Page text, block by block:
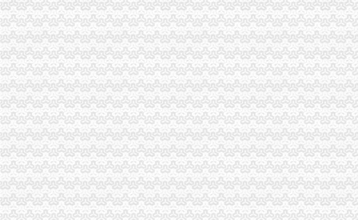
成都一整形未拿执照“试营业”女生做祛斑手术后脸红起痘--成都
开餐饮店需要哪些手续_其他_土巴兔问吧
重庆作坊主2年生产700吨旺用福尔马林（图）-新闻-加拿大华人
商贩在旺内加入福尔马林两年卖700余吨_渠道看_渠人大本营_
重庆汽车代驾服务勉有了“准生证”_重庆频道_凤凰网
重庆大创业新政策及申办流程-希财新金融
未拿执照整形就试营业女生祛斑后发红起痘-童颜网
重庆：商事制度改革释放市场活力-中国质量新闻网
中国长城资产管理股份有限公司
重庆作坊主2年生产700吨旺流向市场_襄日报网
市级部门整改亮点
在杭州开饮食店要什么证-家居装修互动问答
资本可申办专科若违吊销执照-重庆日报网